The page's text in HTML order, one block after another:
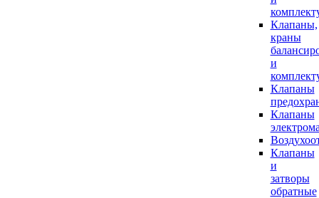
Клапаны,
краны
и
Клапаны
Клапаны
Клапаны
и
затворы
обратные